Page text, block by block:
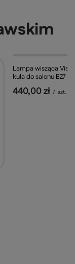
Lampa wisząca
kula do salonu E27
440,00 zł / szt.